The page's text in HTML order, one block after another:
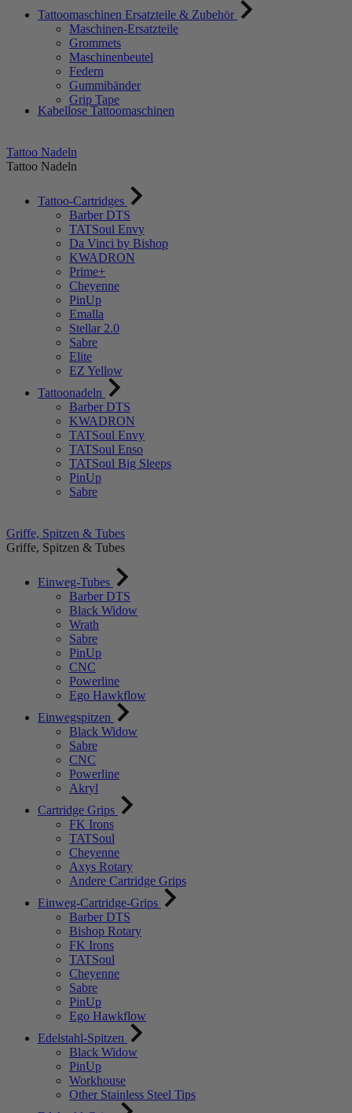
Tattoomaschinen Ersatzteile & Zubehör
Maschinen-Ersatzteile
Grommets
Maschinenbeutel
Federn
Gummibänder
Grip Tape
Kabellose Tattoomaschinen
Tattoo Nadeln
Tattoo Nadeln
Tattoo-Cartridges
Barber DTS
TATSoul Envy
Da Vinci by Bishop
KWADRON
Prime+
Cheyenne
PinUp
Emalla
Stellar 2.0
Sabre
Elite
EZ Yellow
Tattoonadeln
Barber DTS
KWADRON
TATSoul Envy
TATSoul Enso
TATSoul Big Sleeps
PinUp
Sabre
Griffe, Spitzen & Tubes
Griffe, Spitzen & Tubes
Einweg-Tubes
Barber DTS
Black Widow
Wrath
Sabre
PinUp
CNC
Powerline
Ego Hawkflow
Einwegspitzen
Black Widow
Sabre
CNC
Powerline
Akryl
Cartridge Grips
FK Irons
TATSoul
Cheyenne
Axys Rotary
Andere Cartridge Grips
Einweg-Cartridge-Grips
Barber DTS
Bishop Rotary
FK Irons
TATSoul
Cheyenne
Sabre
PinUp
Ego Hawkflow
Edelstahl-Spitzen
Black Widow
PinUp
Workhouse
Other Stainless Steel Tips